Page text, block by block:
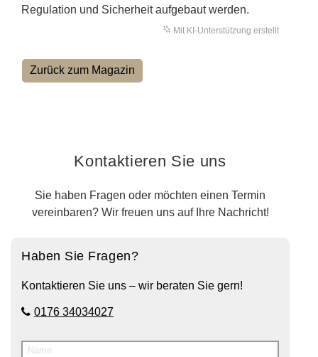
Regulation und Sicherheit aufgebaut werden.
Mit KI-Unterstützung erstellt
Zurück zum Magazin
Kontaktieren Sie uns
Sie haben Fragen oder möchten einen Termin
vereinbaren? Wir freuen uns auf Ihre Nachricht!
Haben Sie Fragen?
Kontaktieren Sie uns – wir beraten Sie gern!
0176 34034027
Name